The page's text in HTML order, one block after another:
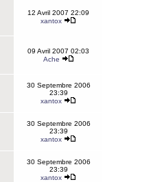
12 Avril 2007 22:09
xantox
09 Avril 2007 02:03
Ache
30 Septembre 2006
23:39
xantox
30 Septembre 2006
23:39
xantox
30 Septembre 2006
23:39
xantox